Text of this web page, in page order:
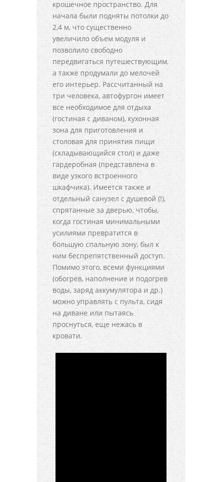
крошечное пространство. Для
начала были подняты потолки до
2,4 м, что существенно
увеличило объем модуля и
позволило свободно
передвигаться путешествующим,
а также продумали до мелочей
его интерьер. Рассчитанный на
три человека, автофургон имеет
все необходимое для отдыха
(гостиная с диваном), кухонная
зона для приготовления и
столовая для принятия пищи
(складывающийся стол) и даже
гардеробная (представлена в
виде узкого встроенного
шкафчика). Имеется также и
отдельный санузел с душевой (!),
спрятанные за дверью, чтобы,
когда гостиная минимальными
усилиями превратится в
большую спальную зону, был к
ним беспрепятственный доступ.
Помимо этого, всеми функциями
(обогрев, наполнение и подогрев
воды, заряд аккумулятора и др.)
можно управлять с пульта, сидя
на диване или пытаясь
проснуться, еще нежась в
кровати.